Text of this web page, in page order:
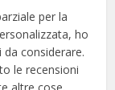
per la
​​ho
considerare.
le recensioni